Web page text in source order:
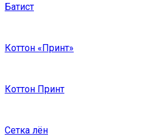
Батист
Коттон «Принт»
Коттон Принт
Сетка лён